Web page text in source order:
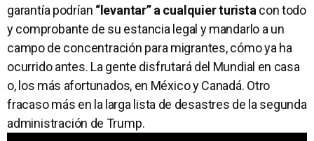
garantía podrían “levantar” a cualquier turistacon todo
y comprobante de su estancia legal y mandarlo a un
campo de concentración para migrantes, cómo ya ha
ocurrido antes. La gente disfrutará del Mundial en casa
o, los más afortunados, en México y Canadá. Otro
fracaso más en la larga lista de desastres de la segunda
administración de Trump.